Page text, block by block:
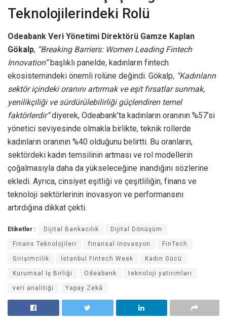
Teknolojilerindeki Rolü
Odeabank Veri Yönetimi Direktörü Gamze Kaplan
Gökalp, “Breaking Barriers: Women Leading Fintech
Innovation”başlıklı panelde, kadınların fintech
ekosistemindeki önemli rolüne değindi. Gökalp, “Kadınların
sektör içindeki oranını artırmak ve eşit fırsatlar sunmak,
yenilikçiliği ve sürdürülebilirliği güçlendiren temel
faktörlerdir”diyerek, Odeabank’ta kadınların oranının %57’si
yönetici seviyesinde olmakla birlikte, teknik rollerde
kadınların oranının %40 olduğunu belirtti. Bu oranların,
sektördeki kadın temsilinin artması ve rol modellerin
çoğalmasıyla daha da yükseleceğine inandığını sözlerine
ekledi. Ayrıca, cinsiyet eşitliği ve çeşitliliğin, finans ve
teknoloji sektörlerinin inovasyon ve performansını
artırdığına dikkat çekti.
Etiketler : Dijital Bankacılık Dijital Dönüşüm
Finans Teknolojileri finansal inovasyon FinTech
Girişimcilik İstanbul Fintech Week Kadın Gücü
Kurumsal İş Birliği Odeabank teknoloji yatırımları
veri analitiği Yapay Zekâ